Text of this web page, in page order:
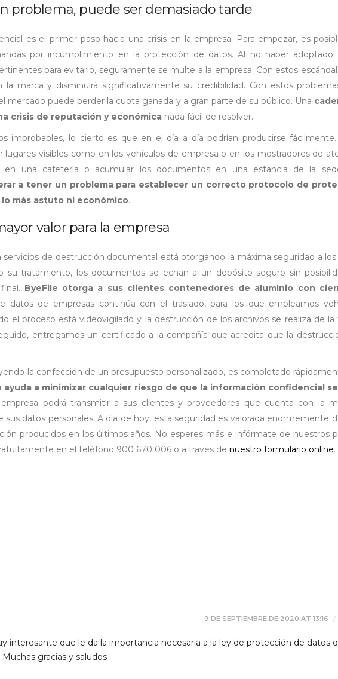
problema, puede ser demasiado tarde
es el primer paso hacia una crisis en la empresa. Para empezar, es
por incumplimiento en la protección de datos. Al no haber adoptado
para evitarlo, seguramente se multe a la empresa. Con estos
la marca y disminuirá significativamente su credibilidad. Con estos
mercado puede perder la cuota ganada y a gran parte de su público. Una
crisis de reputación y económica nada fácil de resolver.
improbables, lo cierto es que en el día a día podrían producirse
visibles como en los vehículos de empresa o en los mostradores de
en una cafetería o acumular los documentos en una estancia de la
a tener un problema para establecer un correcto protocolo de
más astuto ni económico.
valor para la empresa
servicios de destrucción documental está otorgando la máxima seguridad a
su tratamiento, los documentos se echan a un depósito seguro sin
ByeFile otorga a sus clientes contenedores de aluminio con
datos de empresas continúa con el traslado, para los que empleamos
el proceso está videovigilado y la destrucción de los archivos se realiza de la
entregamos un certificado a la compañía que acredita que la
la confección de un presupuesto personalizado, es completado
ayuda a minimizar cualquier riesgo de que la información confidencial
podrá transmitir a sus clientes y proveedores que cuenta con la
datos personales. A día de hoy, esta seguridad es valorada enormemente
producidos en los últimos años. No esperes más e infórmate de nuestros
en el teléfono 900 670 006 o a través de nuestro formulario online.
9 DE SEPTIEMBRE DE 2020 AT 13:16
interesante que le da la importancia necesaria a la ley de protección de datos
gracias y saludos